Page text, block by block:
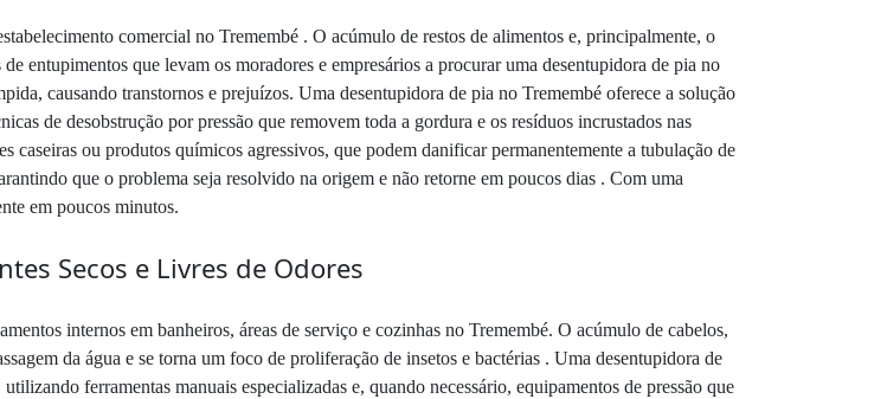
comercial no Tremembé . O acúmulo de restos de alimentos e, principalmente, o
entupimentos que levam os moradores e empresários a procurar uma desentupidora de pia no
causando transtornos e prejuízos. Uma desentupidora de pia no Tremembé oferece a solução
de desobstrução por pressão que removem toda a gordura e os resíduos incrustados nas
caseiras ou produtos químicos agressivos, que podem danificar permanentemente a tubulação de
que o problema seja resolvido na origem e não retorne em poucos dias . Com uma
em poucos minutos.
Secos e Livres de Odores
internos em banheiros, áreas de serviço e cozinhas no Tremembé. O acúmulo de cabelos,
da água e se torna um foco de proliferação de insetos e bactérias . Uma desentupidora de
ferramentas manuais especializadas e, quando necessário, equipamentos de pressão que